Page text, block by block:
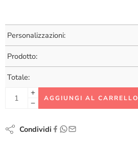
Personalizzazioni:
Prodotto:
Totale:
AGGIUNGI AL CARRELLO
Condividi